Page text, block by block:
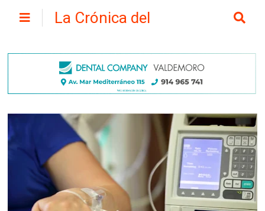
La Crónica del